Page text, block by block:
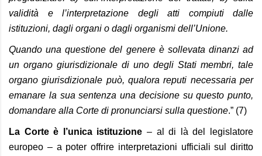
validità e l’interpretazione degli atti compiuti dalle
istituzioni, dagli organi o dagli organismi dell’Unione.
Quando una questione del genere è sollevata dinanzi ad
un organo giurisdizionale di uno degli Stati membri, tale
organo giurisdizionale può, qualora reputi necessaria per
emanare la sua sentenza una decisione su questo punto,
domandare alla Corte di pronunciarsi sulla questione.” (7)
La Corte è l’unica istituzione – al di là del legislatore
europeo – a poter offrire interpretazioni ufficiali sul diritto